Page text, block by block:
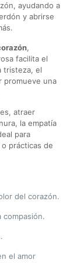
ayudando a
y abrirse
,
facilita el
tristeza, el
promueve una
atraer
la empatía
para
prácticas de
del corazón.
compasión.
el amor